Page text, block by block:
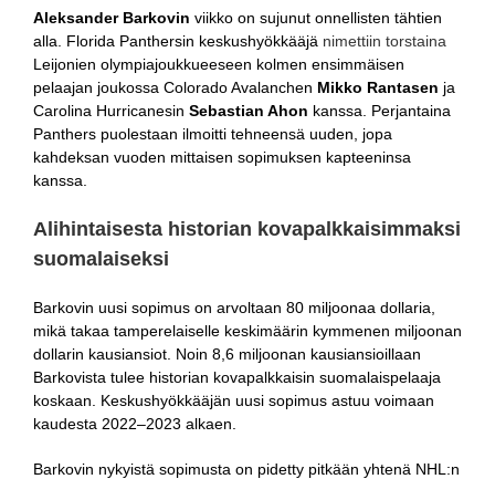
Aleksander Barkovin viikko on sujunut onnellisten tähtien
alla. Florida Panthersin keskushyökkääjä nimettiin torstaina
Leijonien olympiajoukkueeseen kolmen ensimmäisen
pelaajan joukossa Colorado Avalanchen Mikko Rantasen ja
Carolina Hurricanesin Sebastian Ahon kanssa. Perjantaina
Panthers puolestaan ilmoitti tehneensä uuden, jopa
kahdeksan vuoden mittaisen sopimuksen kapteeninsa
kanssa.
Alihintaisesta historian kovapalkkaisimmaksi
suomalaiseksi
Barkovin uusi sopimus on arvoltaan 80 miljoonaa dollaria,
mikä takaa tamperelaiselle keskimäärin kymmenen miljoonan
dollarin kausiansiot. Noin 8,6 miljoonan kausiansioillaan
Barkovista tulee historian kovapalkkaisin suomalaispelaaja
koskaan. Keskushyökkääjän uusi sopimus astuu voimaan
kaudesta 2022–2023 alkaen.
Barkovin nykyistä sopimusta on pidetty pitkään yhtenä NHL:n